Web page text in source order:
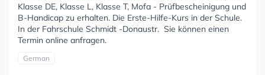
Klasse DE, Klasse L, Klasse T, Mofa - Prüfbescheinigung und
B-Handicap zu erhalten. Die Erste-Hilfe-Kurs in der Schule.
In der Fahrschule Schmidt -Donaustr. Sie können einen
Termin online anfragen.
German